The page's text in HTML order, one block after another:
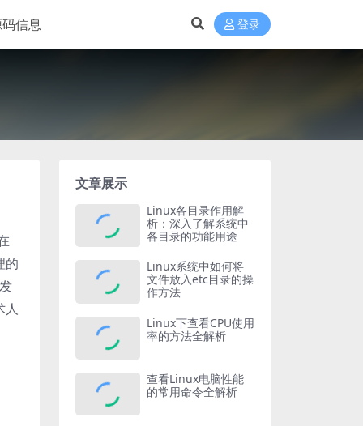
信息 登录
的
人
文章展示
Linux各目录作用解
析：深入了解系统中
各目录的功能用途
Linux系统中如何将
文件放入etc目录的操
作方法
Linux下查看CPU使用
率的方法全解析
查看Linux电脑性能
的常用命令全解析